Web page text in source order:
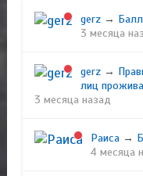
gerz→
3 месяца
gerz→
лиц
3 месяца назад
Раиса→
4 месяца